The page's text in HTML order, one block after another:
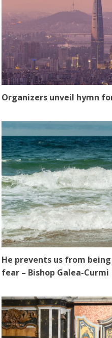
Organizers unveil hymn
He prevents us from
fear – Bishop Galea-Curmi